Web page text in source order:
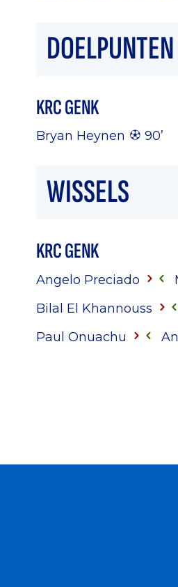
DOELPUNTEN
KRC GENK
Bryan Heynen 90’
WISSELS
KRC GENK
Angelo Preciado
Bilal El Khannouss
Paul Onuachu